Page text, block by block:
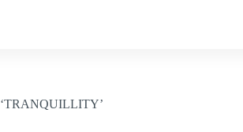
‘TRANQUILLITY’